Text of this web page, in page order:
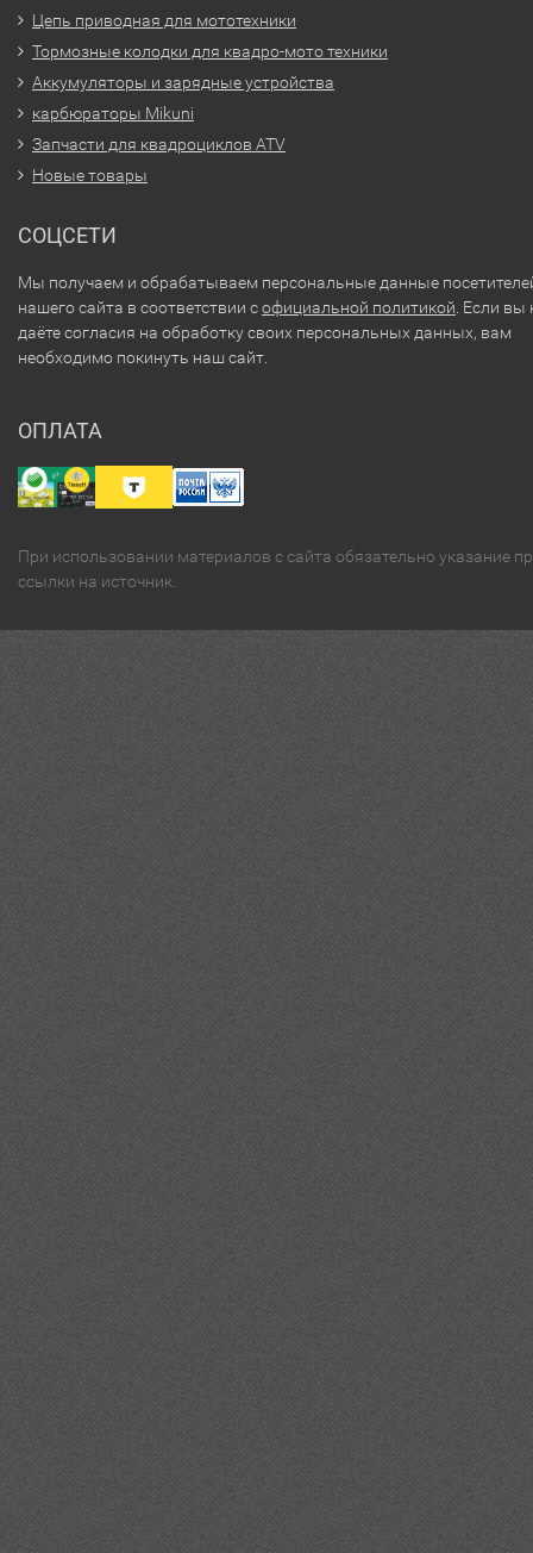
Цепь приводная для мототехники
Тормозные колодки для квадро-мото техники
Аккумуляторы и зарядные устройства
карбюраторы Mikuni
Запчасти для квадроциклов ATV
Новые товары
СОЦСЕТИ
Мы получаем и обрабатываем персональные данные
нашего сайта в соответствии софициальной политикой . Если вы
даёте согласия на обработку своих персональных данных, вам
необходимо покинуть наш сайт.
ОПЛАТА
При использовании материалов с сайта обязательно указание
ссылки на источник.